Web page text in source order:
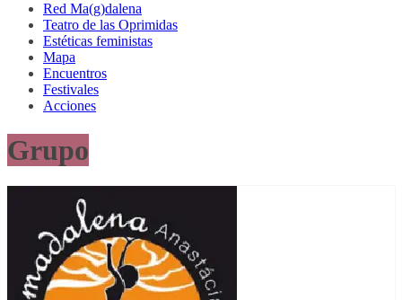
Red Ma(g)dalena
Teatro de las Oprimidas
Estéticas feministas
Mapa
Encuentros
Festivales
Acciones
Grupo